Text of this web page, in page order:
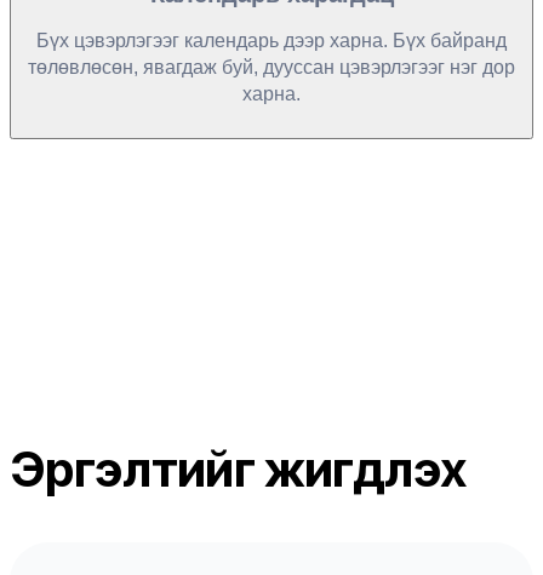
Бүх цэвэрлэгээг календарь дээр харна. Бүх байранд
төлөвлөсөн, явагдаж буй, дууссан цэвэрлэгээг нэг дор
харна.
Эргэлтийг жигдлэх